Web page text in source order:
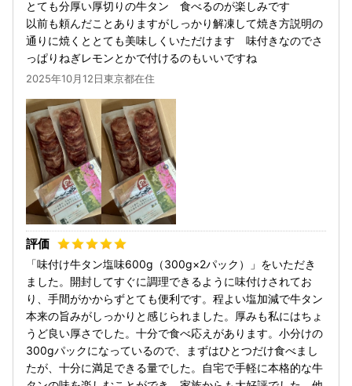
とても分厚い厚切りの牛タン 食べるのが楽しみです
以前も頼んだことありますがしっかり解凍して焼き方説明の
通りに焼くととても美味しくいただけます 味付きなのでさ
っぱりねぎレモンとかで付けるのもいいですね
2025年10月12日東京都在住
「味付け牛タン塩味600g（300g×2パック）」をいただき
ました。開封してすぐに調理できるように味付けされてお
り、手間がかからずとても便利です。程よい塩加減で牛タン
本来の旨みがしっかりと感じられました。厚みも私にはちょ
うど良い厚さでした。十分で食べ応えがあります。小分けの
300gパックになっているので、まずはひとつだけ食べまし
たが、十分に満足できる量でした。自宅で手軽に本格的な牛